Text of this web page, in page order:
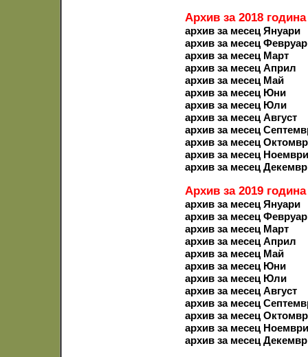
Архив за 2018 година
архив за месец Януари
архив за месец
архив за месец Март
архив за месец Април
архив за месец Май
архив за месец Юни
архив за месец Юли
архив за месец Август
архив за месец
архив за месец
архив за месец Ноември
архив за месец
Архив за 2019 година
архив за месец Януари
архив за месец
архив за месец Март
архив за месец Април
архив за месец Май
архив за месец Юни
архив за месец Юли
архив за месец Август
архив за месец
архив за месец
архив за месец Ноември
архив за месец